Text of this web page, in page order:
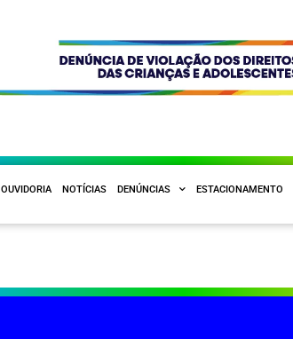
OUVIDORIA NOTÍCIAS DENÚNCIAS ESTACIONAMENTO